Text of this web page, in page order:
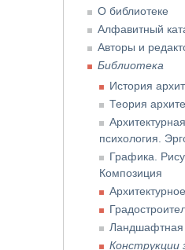
О библиотеке
Алфавитный
Авторы и
Библиотека
История
Теория
психология.
Графика.
Композиция
Ландшафтная
Конструкции